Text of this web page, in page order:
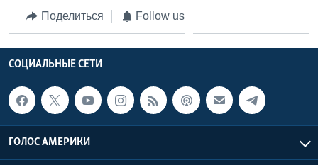
Поделиться Follow us
СОЦИАЛЬНЫЕ СЕТИ
ГОЛОС АМЕРИКИ